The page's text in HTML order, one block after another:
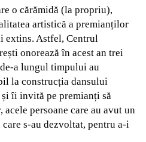
o cărămidă (la propriu),
artistică a premianților
extins. Astfel, Centrul
onorează în acest an trei
a lungul timpului au
la construcția dansului
îi invită pe premianți să
persoane care au avut un
s-au dezvoltat, pentru a-i